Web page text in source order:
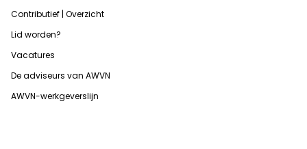
Contributief | Overzicht
Lid worden?
Vacatures
De adviseurs van AWVN
AWVN-werkgeverslijn